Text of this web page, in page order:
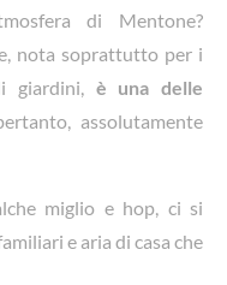
di Mentone?
nota soprattutto per i
giardini, è una delle
assolutamente
miglio e hop, ci si
e aria di casa che